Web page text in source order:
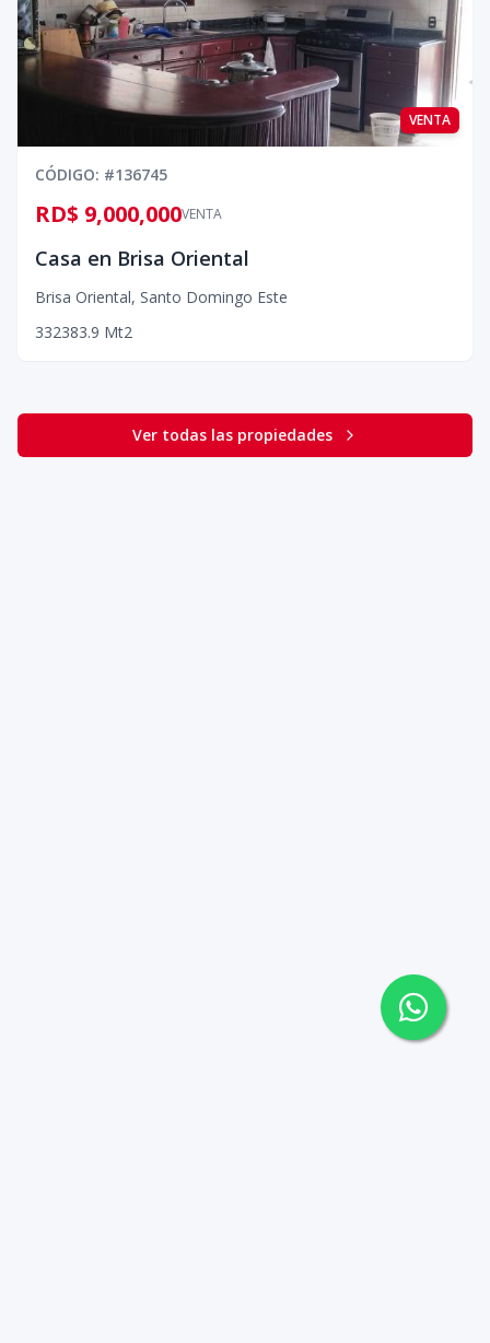
VENTA
CÓDIGO: #136745
VENTA
RD$ 9,000,000
Casa en Brisa Oriental
Brisa Oriental, Santo Domingo Este
332383.9 Mt2
Ver todas las propiedades